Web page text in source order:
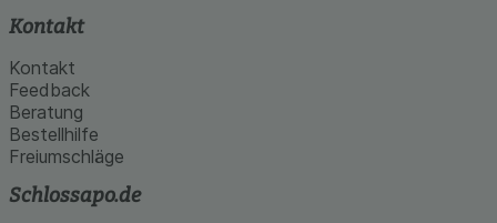
Kontakt
Kontakt
Feedback
Beratung
Bestellhilfe
Freiumschläge
Schlossapo.de